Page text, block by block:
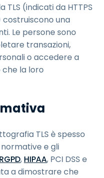
(indicati da HTTPS
una
Le persone sono
transazioni,
o accedere a
che la loro
TLS è spesso
e gli
RGPD, HIPAA, PCI DSS e
a dimostrare che